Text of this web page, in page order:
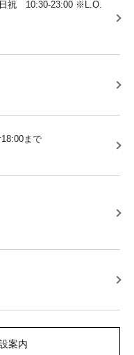
祝 10:30-23:00 ※L.O.
まで
案内